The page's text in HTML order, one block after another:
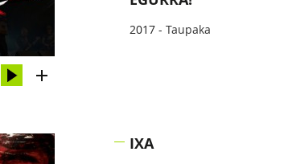
2017 - Taupaka
IXA